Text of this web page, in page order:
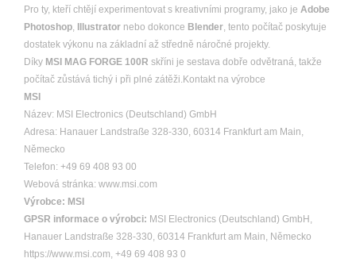
Pro ty, kteří chtějí experimentovat s kreativními programy, jako je Adobe
Photoshop, Illustrator nebo dokonce Blender, tento počítač poskytuje
dostatek výkonu na základní až středně náročné projekty.
Díky MSI MAG FORGE 100R skříni je sestava dobře odvětraná, takže
počítač zůstává tichý i při plné zátěži.Kontakt na výrobce
MSI
Název: MSI Electronics (Deutschland) GmbH
Adresa: Hanauer Landstraße 328-330, 60314 Frankfurt am Main,
Německo
Telefon: +49 69 408 93 00
Webová stránka: www.msi.com
Výrobce: MSI
GPSR informace o výrobci: MSI Electronics (Deutschland) GmbH,
Hanauer Landstraße 328-330, 60314 Frankfurt am Main, Německo
https://www.msi.com, +49 69 408 93 0